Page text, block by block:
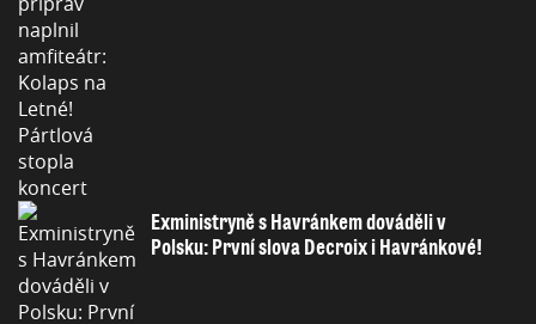
Exministryně s Havránkem dováděli v
Polsku: První slova Decroix i Havránkové!